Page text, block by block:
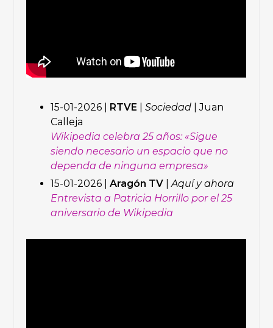
15-01-2026 | RTVE |Sociedad | Juan
Calleja
Wikipedia celebra 25 años: «Sigue
siendo necesario un espacio que no
dependa de ninguna empresa»
15-01-2026 |Aragón TV |Aquí y ahora
Entrevista a Patricia Horrillo por el 25
aniversario de Wikipedia